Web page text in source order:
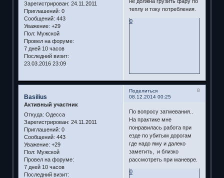
Зарегистрирован: 24.11.2011
Приглашений: 0
Сообщений: 443
Уважение: +29
Пол: Мужской
Провел на форуме:
7 дней 10 часов
Последний визит:
23.03.2016 23:09
не должна грузить фару по
теплу и току потребления.
0
Поделиться
8
08.12.2014 00:25
Basilius
Активный участник
Откуда: Одесса
Зарегистрирован: 24.11.2011
Приглашений: 0
Сообщений: 443
Уважение: +29
Пол: Мужской
Провел на форуме:
7 дней 10 часов
Последний визит:
По вопросу затмевания..
На практике мне
понравилась работа при
езде по убитым дорогам
где надо яму и далеко
заметить, и близко
рассмотреть при маневре.
0